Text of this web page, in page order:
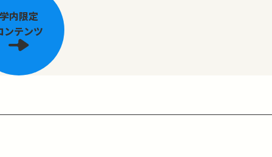
学内限定
ンテンツ